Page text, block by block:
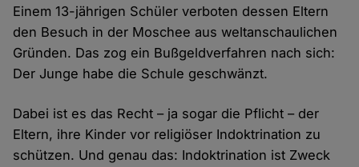
Einem 13-jährigen Schüler verboten dessen Eltern
den Besuch in der Moschee aus weltanschaulichen
Gründen. Das zog ein Bußgeldverfahren nach sich:
Der Junge habe die Schule geschwänzt.
Dabei ist es das Recht – ja sogar die Pflicht – der
Eltern, ihre Kinder vor religiöser Indoktrination zu
schützen. Und genau das: Indoktrination ist Zweck